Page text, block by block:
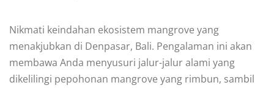
Nikmati keindahan ekosistem mangrove yang
menakjubkan di Denpasar, Bali. Pengalaman ini akan
membawa Anda menyusuri jalur-jalur alami yang
dikelilingi pepohonan mangrove yang rimbun, sambil